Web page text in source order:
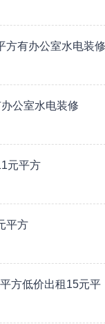
方有办公室水电装修
公室水电装修
元平方
平方
方低价出租15元平